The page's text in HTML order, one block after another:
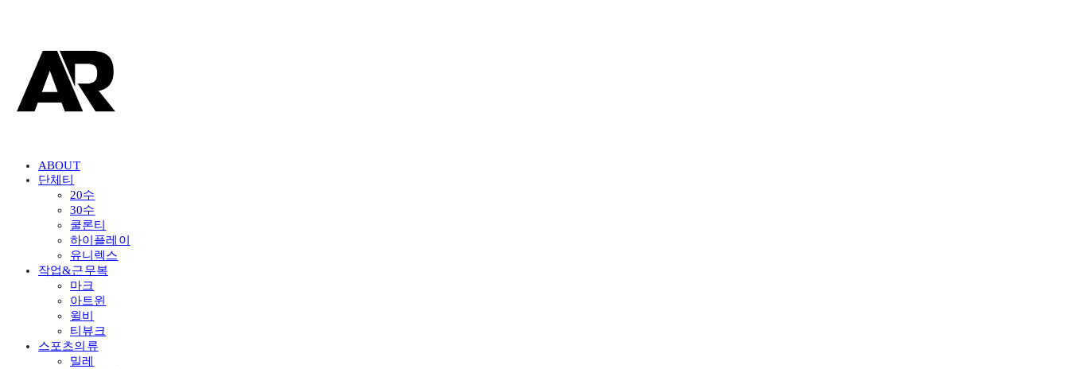
ABOUT
단체티
20수
30수
쿨론티
하이플레이
유니렉스
작업&근무복
마크
아트윈
윌비
티뷰크
스포츠의류
밀레